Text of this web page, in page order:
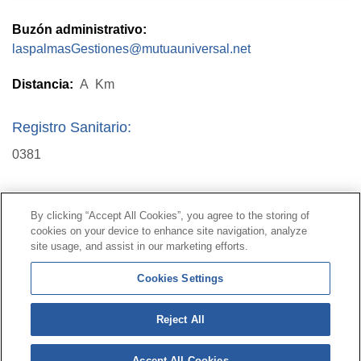
Buzón administrativo:
laspalmasGestiones@mutuauniversal.net
Distancia: A Km
Registro Sanitario:
0381
Línea Universal 900 203 203|Zona Privada Comisión de
Prestaciones Especiales|Zona Privada Proveedor
Sanitario
© Mutua Universal 2026 | Mapa del sitio | Aviso legal
Política de Protección de Datos
cookies
By clicking “Accept All Cookies”, you agree to the storing of
cookies on your device to enhance site navigation, analyze
site usage, and assist in our marketing efforts.
Cookies Settings
Reject All